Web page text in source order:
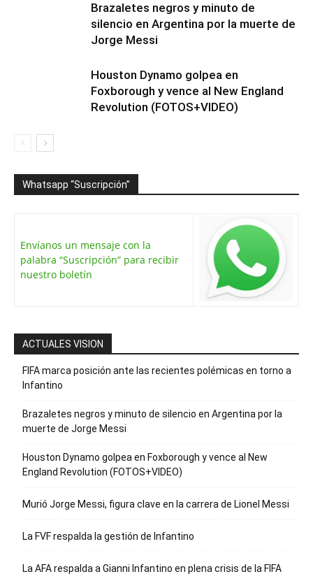
Brazaletes negros y minuto de
silencio en Argentina por la muerte de
Jorge Messi
Houston Dynamo golpea en
Foxborough y vence al New England
Revolution (FOTOS+VIDEO)
Whatsapp “Suscripción”
Envíanos un mensaje con la
palabra “Suscripción” para recibir
nuestro boletín
ACTUALES VISION
FIFA marca posición ante las recientes polémicas en torno a
Infantino
Brazaletes negros y minuto de silencio en Argentina por la
muerte de Jorge Messi
Houston Dynamo golpea en Foxborough y vence al New
England Revolution (FOTOS+VIDEO)
Murió Jorge Messi, figura clave en la carrera de Lionel Messi
La FVF respalda la gestión de Infantino
La AFA respalda a Gianni Infantino en plena crisis de la FIFA